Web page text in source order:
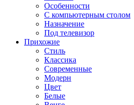
Особенности
С компьютерным столом
Назначение
Под телевизор
Прихожие
Стиль
Классика
Современные
Модерн
Цвет
Белые